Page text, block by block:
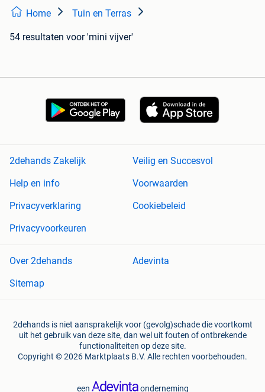
Home Tuin en Terras
54 resultaten voor 'mini vijver'
2dehands Zakelijk
Veilig en Succesvol
Help en info
Voorwaarden
Privacyverklaring
Cookiebeleid
Privacyvoorkeuren
Over 2dehands
Adevinta
Sitemap
2dehands is niet aansprakelijk voor (gevolg)schade die voortkomt
uit het gebruik van deze site, dan wel uit fouten of ontbrekende
functionaliteiten op deze site.
Copyright © 2026 Marktplaats B.V. Alle rechten voorbehouden.
een onderneming